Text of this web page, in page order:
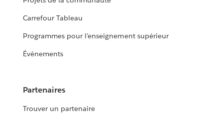
Carrefour Tableau
Programmes pour l’enseignement supérieur
Événements
Partenaires
Trouver un partenaire